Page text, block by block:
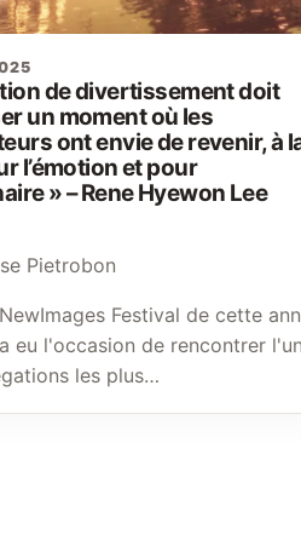
de divertissement doit
un moment où les
ont envie de revenir, à
l’émotion et pour
» – Rene Hyewon Lee
Pietrobon
Festival de cette
eu l'occasion de rencontrer
les plus…